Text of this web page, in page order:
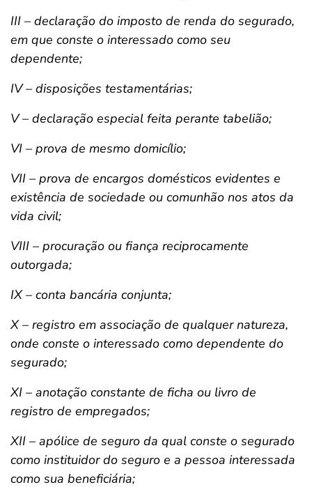
III – declaração do imposto de renda do segurado,
em que conste o interessado como seu
dependente;
IV – disposições testamentárias;
V – declaração especial feita perante tabelião;
VI – prova de mesmo domicílio;
VII – prova de encargos domésticos evidentes e
existência de sociedade ou comunhão nos atos da
vida civil;
VIII – procuração ou fiança reciprocamente
outorgada;
IX – conta bancária conjunta;
X – registro em associação de qualquer natureza,
onde conste o interessado como dependente do
segurado;
XI – anotação constante de ficha ou livro de
registro de empregados;
XII – apólice de seguro da qual conste o segurado
como instituidor do seguro e a pessoa interessada
como sua beneficiária;